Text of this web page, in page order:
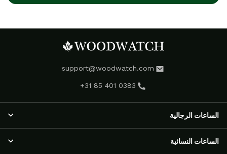
support@woodwatch.com
+31 85 401 0383
الساعات الرجالية
الساعات النسائية